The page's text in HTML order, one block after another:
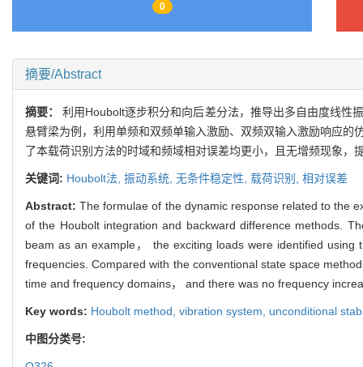
0
摘要/Abstract
摘要：利用Houbolt逐步积分和向后差分法，推导出多自由度线性
悬臂梁为例，利用单频和双频单输入激励、双频双输入激励响应
了本载荷识别方法的时域和频域相对误差均更小，且无增频现象，
关键词: Houbolt法, 振动系统, 无条件稳定性, 载荷识别, 相对误差
Abstract:The formulae of the dynamic response related to the
of the Houbolt integration and backward difference methods.
beam as an example， the exciting loads were identified
frequencies. Compared with the conventional state space
time and frequency domains， and there was no frequency
Key words: Houbolt method, vibration system, unconditional
中图分类号: